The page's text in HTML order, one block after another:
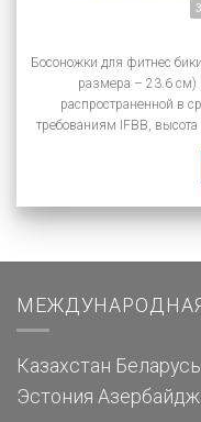
Босоножки для фитнес
размера – 23.6 см)
распространенной в
требованиям IFBB,
Казахстан Беларусь
Эстония